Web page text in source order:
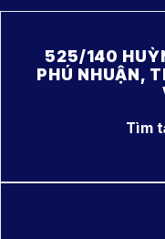
525/140
PHÚ NHUẬN,
Tìm